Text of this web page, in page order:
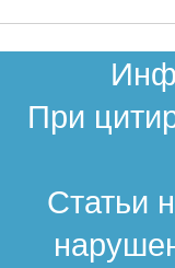
При
Статьи